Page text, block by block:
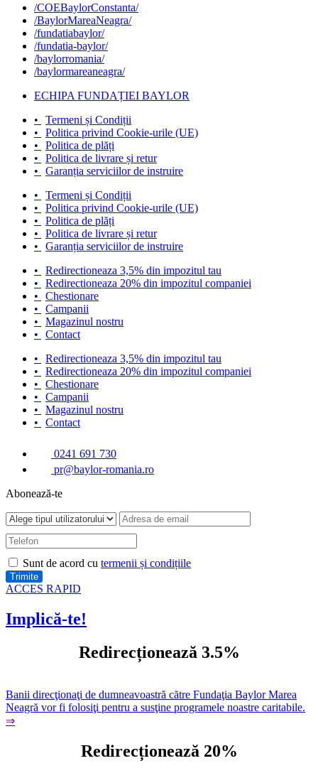
/COEBaylorConstanta/
/BaylorMareaNeagra/
/fundatiabaylor/
/fundatia-baylor/
/baylorromania/
/baylormareaneagra/
ECHIPA FUNDAȚIEI BAYLOR
•
Termeni și Condiții
•
Politica privind Cookie-urile (UE)
•
Politica de plăți
•
Politica de livrare și retur
•
Garanția serviciilor de instruire
•
Termeni și Condiții
•
Politica privind Cookie-urile (UE)
•
Politica de plăți
•
Politica de livrare și retur
•
Garanția serviciilor de instruire
•
Redirectioneaza 3,5% din impozitul tau
•
Redirectioneaza 20% din impozitul companiei
•
Chestionare
•
Campanii
•
Magazinul nostru
•
Contact
•
Redirectioneaza 3,5% din impozitul tau
•
Redirectioneaza 20% din impozitul companiei
•
Chestionare
•
Campanii
•
Magazinul nostru
•
Contact
0241 691 730
pr@baylor-romania.ro
Abonează-te
Sunt de acord cu termenii și condițiile
ACCES RAPID
Implică-te!
Redirecționează 3.5%
Banii direcţionaţi de dumneavoastră către Fundaţia Baylor Marea
Neagră vor fi folosiţi pentru a susţine programele noastre caritabile.
⇒
Redirecționează 20%